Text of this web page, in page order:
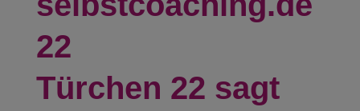
Türchen 22 sagt